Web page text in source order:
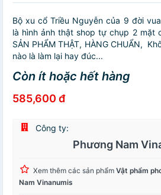
Bộ xu cổ Triều Nguyễn của 9 đời
là hình ảnh thật shop tự chụp 2 mặt
SẢN PHẨM THẬT, HÀNG CHUẨN,
nào là làm lại hay đúc...
Còn ít hoặc hết hàng
585,600 đ
Công ty:
Phương Nam
Xem thêm các sản phẩm Vật phẩm
Nam Vinanumis